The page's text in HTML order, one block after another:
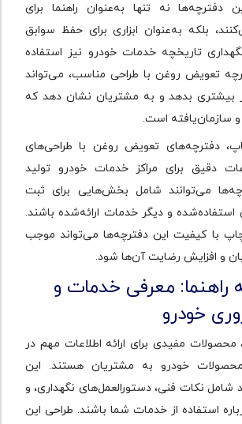
دفترچه‌ها نه تنها به‌عنوان راهنما برای
بلکه به‌عنوان ابزاری برای حفظ سوابق
تاریخچه خدمات خودرو نیز استفاده
تعویض روغن با طراحی مناسب، می‌تواند
بیشتری بدهد و به مشتریان نشان دهد که
سازمان‌یافته است.
دفترچه‌های تعویض روغن با طراحی‌های
دقیق برای مراکز خدمات خودرو تولید
می‌توانند شامل بخش‌هایی برای ثبت
استفاده‌شده و دیگر خدمات ارائه‌شده باشند.
با کیفیت این دفترچه‌ها می‌تواند موجب
و افزایش رضایت آن‌ها شود.
راهنما: معرفی خدمات و
خودرو
محصولات مفیدی برای ارائه اطلاعات مهم در
خودرو به مشتریان هستند. این
شامل نکات فنی، دستورالعمل‌های نگهداری، و
استفاده از خدمات شما باشند. طراحی این